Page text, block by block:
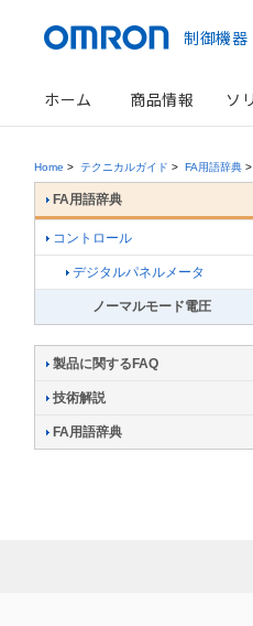
制御機器
ホーム 商品情報 ソ
Home > テクニカルガイド > FA用語辞典 >
FA用語辞典
コントロール
デジタルパネルメータ
ノーマルモード電圧
製品に関するFAQ
技術解説
FA用語辞典